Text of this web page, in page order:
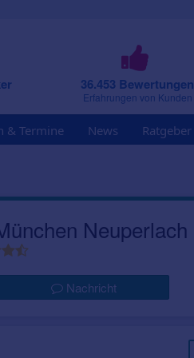
36.453 Bewertungen
Erfahrungen von Kunden
& Termine News Ratgeber
Neuperlach
Nachricht